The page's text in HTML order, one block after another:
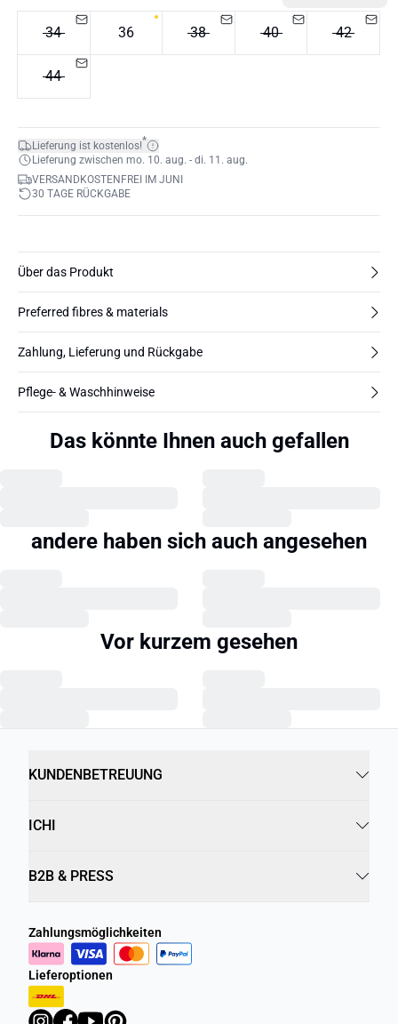
34 36 38 40 42
44
Lieferung ist kostenlos!*
Lieferung zwischen mo. 10. aug. - di. 11. aug.
VERSANDKOSTENFREI IM JUNI
30 TAGE RÜCKGABE
Über das Produkt
Preferred fibres & materials
Zahlung, Lieferung und Rückgabe
Pflege- & Waschhinweise
Das könnte Ihnen auch gefallen
andere haben sich auch angesehen
Vor kurzem gesehen
KUNDENBETREUUNG
ICHI
B2B & PRESS
Zahlungsmöglichkeiten
Lieferoptionen